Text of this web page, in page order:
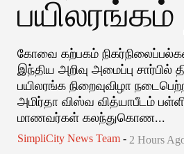
பயிலரங்கம்
கோவை கற்பகம்
இந்திய அறிவு அமைப்பு சார்பில்
பயிலரங்க நிறைவுவிழா
அமிர்தா விஸ்வ வித்யாபீடம்
மாணவர்கள் கலந்துகொண...
SimpliCity News Team - 2 Hours